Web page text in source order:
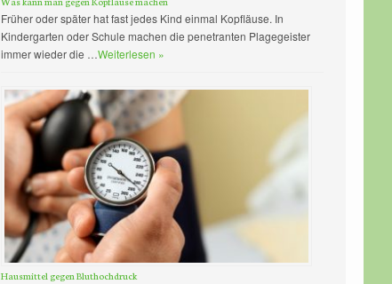
Früher oder später hat fast jedes Kind einmal Kopfläuse. In
Kindergarten oder Schule machen die penetranten Plagegeister
immer wieder die …Weiterlesen »
Hausmittel gegen Bluthochdruck